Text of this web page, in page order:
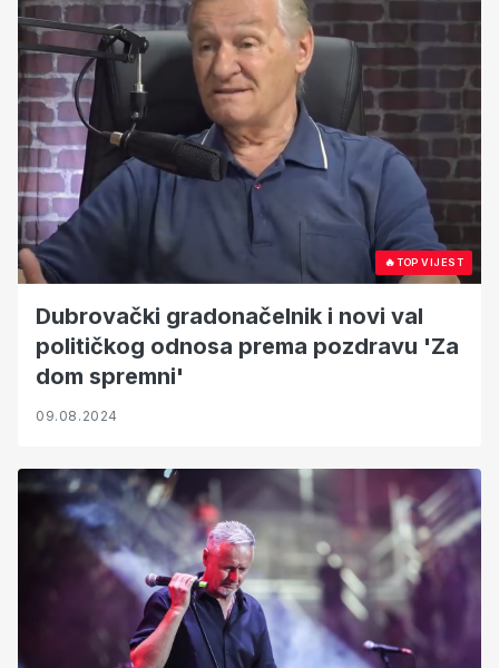
🔥TOP VIJEST
Dubrovački gradonačelnik i novi val
političkog odnosa prema pozdravu 'Za
dom spremni'
09.08.2024